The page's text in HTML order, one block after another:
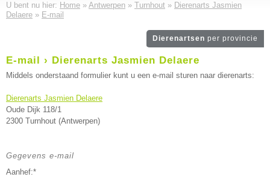
U bent nu hier: Home » Antwerpen » Turnhout » Dierenarts Jasmien
Delaere » E-mail
Dierenartsen per provincie
E-mail › Dierenarts Jasmien Delaere
Middels onderstaand formulier kunt u een e-mail sturen naar dierenarts:
Dierenarts Jasmien Delaere
Oude Dijk 118/1
2300 Turnhout (Antwerpen)
Gegevens e-mail
Aanhef:*